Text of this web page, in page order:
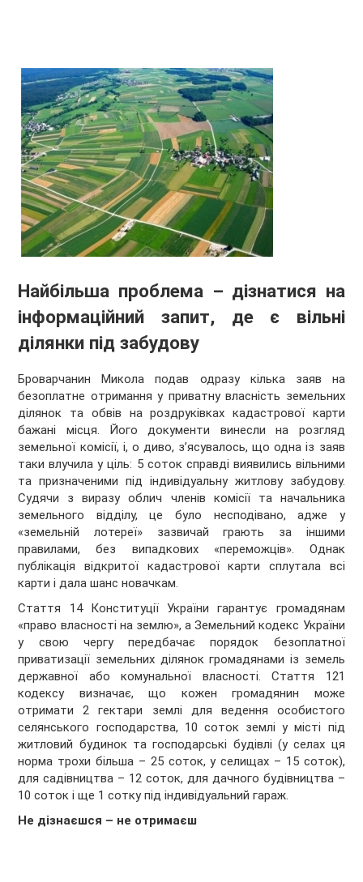
Найбільша проблема – дізнатися на
інформаційний запит, де є вільні
ділянки під забудову
Броварчанин Микола подав одразу кілька заяв на
безоплатне отримання у приватну власність земельних
ділянок та обвів на роздруківках кадастрової карти
бажані місця. Його документи винесли на розгляд
земельної комісії, і, о диво, з’ясувалось, що одна із заяв
таки влучила у ціль: 5 соток справді виявились вільними
та призначеними під індивідуальну житлову забудову.
Судячи з виразу облич членів комісії та начальника
земельного відділу, це було несподівано, адже у
«земельній лотереї» зазвичай грають за іншими
правилами, без випадкових «переможців». Однак
публікація відкритої кадастрової карти сплутала всі
карти і дала шанс новачкам.
Стаття 14 Конституції України гарантує громадянам
«право власності на землю», а Земельний кодекс України
у свою чергу передбачає порядок безоплатної
приватизації земельних ділянок громадянами із земель
державної або комунальної власності. Стаття 121
кодексу визначає, що кожен громадянин може
отримати 2 гектари землі для ведення особистого
селянського господарства, 10 соток землі у місті під
житловий будинок та господарські будівлі (у селах ця
норма трохи більша – 25 соток, у селищах – 15 соток),
для садівництва – 12 соток, для дачного будівництва –
10 соток і ще 1 сотку під індивідуальний гараж.
Не дізнаєшся – не отримаєш